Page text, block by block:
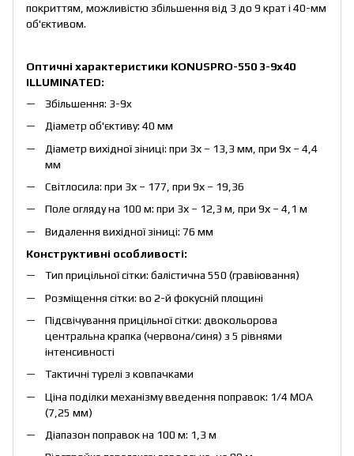
покриттям, можливістю збільшення від 3 до 9 крат і 40-мм
об'єктивом.
Оптичні характеристики KONUSPRO-550 3-9x40
ILLUMINATED:
Збільшення: 3-9x
Діаметр об'єктиву: 40 мм
Діаметр вихідної зіниці: при 3х – 13,3 мм, при 9х – 4,4
мм
Світлосила: при 3х – 177, при 9х – 19,36
Поле огляду на 100 м: при 3х – 12,3 м, при 9х – 4,1 м
Видалення вихідної зіниці: 76 мм
Конструктивні особливості:
Тип прицільної сітки: балістична 550 (гравіювання)
Розміщення сітки: во 2-й фокусній площині
Підсвічування прицільної сітки: двокольорова
центральна крапка (червона/синя) з 5 рівнями
інтенсивності
Тактичні турелі з ковпачками
Ціна поділки механізму введення поправок: 1/4 MOA
(7,25 мм)
Діапазон поправок на 100 м: 1,3 м